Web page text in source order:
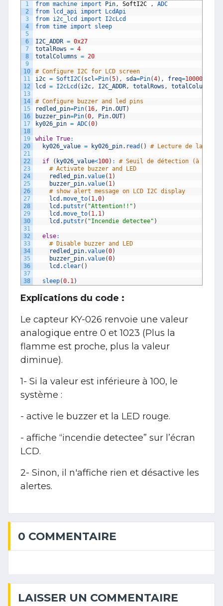
1
2
3
4
5
6
7
8
9
10
11
12
13
14
15
16
17
18
19
20
21
22
23
24
25
26
27
28
29
30
31
32
33
34
35
36
37
38
from machine import Pin, SoftI2C ,
ADC
from
lcd_api import
LcdApi
from i2c_lcd import I2cLcd
from time import sleep
I2C_ADDR = 0x27
totalRows = 4
totalColumns = 20
# Configure I2C for LCD screen
i2c = SoftI2C( scl=Pin(5) , sda=Pin(4) , freq=10000
lcd
= I2cLcd ( i2c, I2C_ADDR, totalRows , totalColumns
# Configure buzzer and led pins
redled_pin=Pin( 16, Pin.OUT)
buzzer_pin=Pin(0, Pin.OUT)
ky026_pin = ADC(0)
while True:
ky026_value = ky026_pin. read ( ) # Lecture de la
if ( ky026_value<100) :
# Seuil de détection (à
# Activate buzzer and LED
redled_pin.value( 1)
buzzer_pin.value( 1)
# show alert message on LCD I2C display
lcd .move_to( 1,0)
lcd . putstr( "Attention!!" )
lcd .move_to( 1, 1)
lcd . putstr( "Incendie detectee" )
else:
# Disable buzzer and LED
redled_pin.value(0)
buzzer_pin.value(0)
lcd . clear( )
sleep(0.1)
Explications du code :
Le capteur KY-026 renvoie une valeur
analogique entre 0 et 1023 (Plus la
flamme est proche, plus la valeur
diminue).
1- Si la valeur est inférieure à 100, le
système :
- active le buzzer et la LED rouge.
- affiche “incendie detectee” sur l’écran
LCD.
2- Sinon, il n'affiche rien et désactive les
alertes.
0 COMMENTAIRE
LAISSER UN COMMENTAIRE